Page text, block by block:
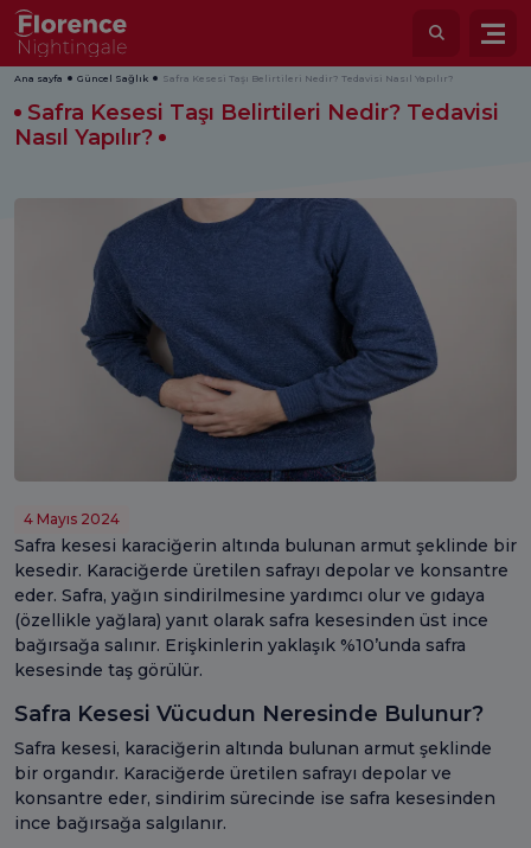
Ana sayfa Güncel Sağlık Safra Kesesi Taşı Belirtileri Nedir? Tedavisi Nasıl Yapılır?
Safra Kesesi Taşı Belirtileri Nedir? Tedavisi
Nasıl Yapılır?
4 Mayıs 2024
Safra kesesi karaciğerin altında bulunan armut şeklinde bir
kesedir. Karaciğerde üretilen safrayı depolar ve konsantre
eder. Safra, yağın sindirilmesine yardımcı olur ve gıdaya
(özellikle yağlara) yanıt olarak safra kesesinden üst ince
bağırsağa salınır. Erişkinlerin yaklaşık %10’unda safra
kesesinde taş görülür.
Safra Kesesi Vücudun Neresinde Bulunur?
Safra kesesi, karaciğerin altında bulunan armut şeklinde
bir organdır. Karaciğerde üretilen safrayı depolar ve
konsantre eder, sindirim sürecinde ise safra kesesinden
ince bağırsağa salgılanır.